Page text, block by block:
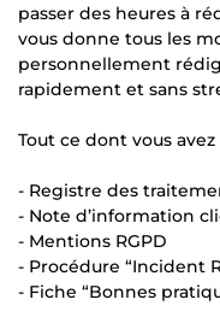
passer des heures à
vous donne tous les
personnellement
rapidement et sans
Tout ce dont vous
- Registre des
- Note d’information
- Mentions RGPD
- Procédure “Incident
- Fiche “Bonnes